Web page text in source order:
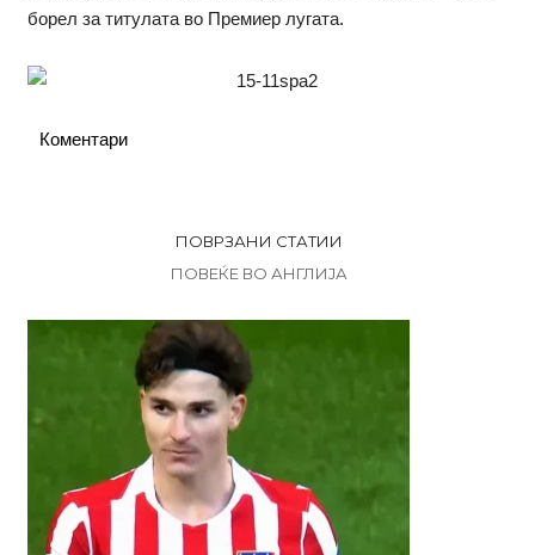
борел за титулата во Премиер лугата.
Коментари
ПОВРЗАНИ СТАТИИ
ПОВЕЌЕ ВО АНГЛИЈА